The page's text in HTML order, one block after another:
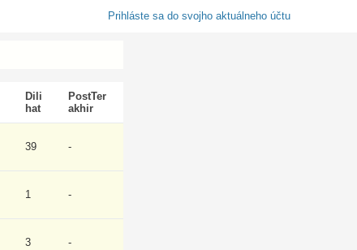
Prihláste sa do svojho aktuálneho účtu
Dili
hat
PostTer
akhir
39 -
1 -
3 -